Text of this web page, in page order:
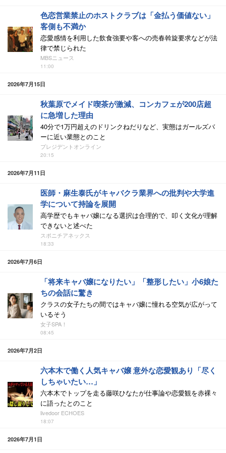
色恋営業禁止のホストクラブは「金払う価値ない」
客側も不満か
恋愛感情を利用した飲食強要や客への売春斡旋要求などが法
律で禁じられた
MBSニュース
11:00
2026年7月15日
秋葉原でメイド喫茶が激減、コンカフェが200店超
に急増した理由
40分で1万円超えのドリンクねだりなど、実態はガールズバ
ーに近い業態とのこと
プレジデントオンライン
20:15
2026年7月11日
医師・麻生泰氏がキャバクラ業界への批判や大学進
学について持論を展開
高学歴でもキャバ嬢になる選択は合理的で、叩く文化が理解
できないと述べた
スポニチアネックス
18:33
2026年7月6日
「将来キャバ嬢になりたい」「整形したい」小6娘た
ちの会話に驚き
クラスの女子たちの間ではキャバ嬢に憧れる空気が広がって
いるそう
女子SPA！
08:45
2026年7月2日
六本木で働く人気キャバ嬢 意外な恋愛観あり「尽く
しちゃいたい…」
六本木でトップを走る藤咲ひなたが仕事論や恋愛観を赤裸々
に語ったとのこと
livedoor ECHOES
18:07
2026年7月1日